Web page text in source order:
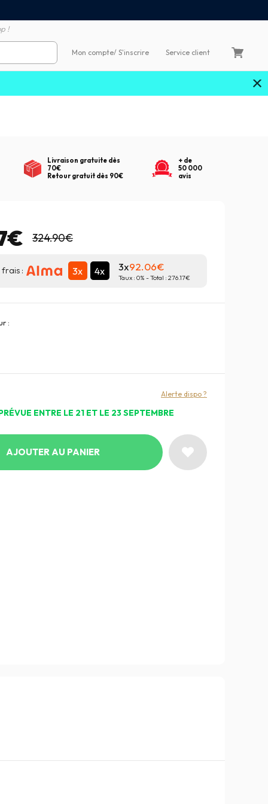
!
Mon compte/ S'inscrire Service client
Livraison gratuite dès
70€
Retour gratuit dès 90€
+ de
50 000
avis
324.90€
frais : 3x 4x 3x92.06
Taux : 0% - Total : 276.17
:
ENTRE LE 21 ET LE 23 SEPTEMBRE
Alerte dispo ?
AJOUTER AU PANIER